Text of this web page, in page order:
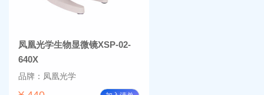
凤凰光学生物显微镜XSP-02-
640X
品牌：凤凰光学